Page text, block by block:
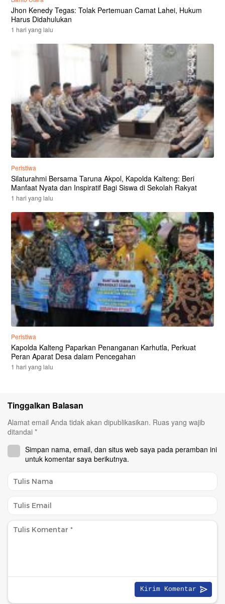
Jhon Kenedy Tegas: Tolak Pertemuan Camat Lahei, Hukum
Harus Didahulukan
1 hari yang lalu
Peristiwa
Silaturahmi Bersama Taruna Akpol, Kapolda Kalteng: Beri
Manfaat Nyata dan Inspiratif Bagi Siswa di Sekolah Rakyat
1 hari yang lalu
Peristiwa
Kapolda Kalteng Paparkan Penanganan Karhutla, Perkuat
Peran Aparat Desa dalam Pencegahan
1 hari yang lalu
Tinggalkan Balasan
Alamat email Anda tidak akan dipublikasikan. Ruas yang wajib
ditandai *
Simpan nama, email, dan situs web saya pada peramban ini
untuk komentar saya berikutnya.